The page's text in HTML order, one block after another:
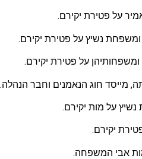
ומשפחת נשיץ על פטירת יקירם.
על פטירת יקירם.
מייסד חוג הנאמנים וחבר הנהלה.
על מות יקירם.
יקירם.
אבי המשפחה.